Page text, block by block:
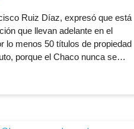
Ruiz Díaz, expresó que está
que llevan adelante en el
lo menos 50 títulos de propiedad
porque el Chaco nunca se…